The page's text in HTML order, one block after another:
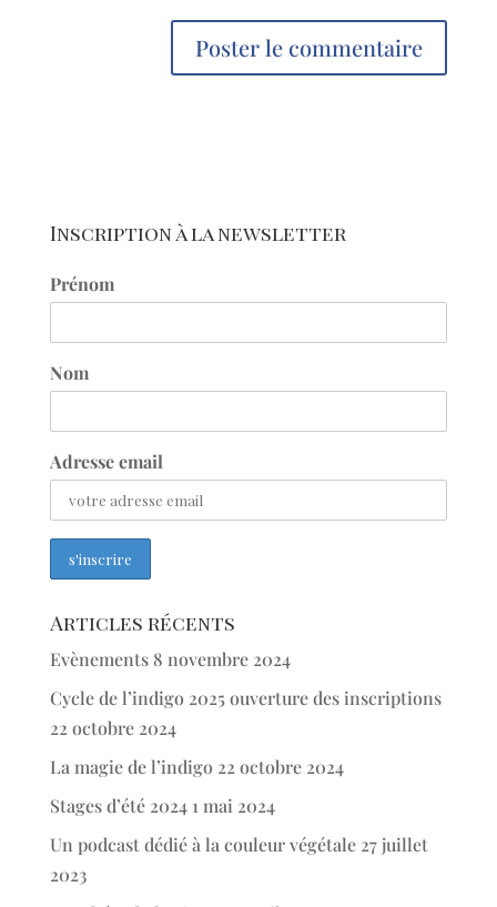
Inscription à la newsletter
Prénom
Nom
Adresse email
Articles récents
Evènements 8 novembre 2024
Cycle de l’indigo 2025 ouverture des inscriptions
22 octobre 2024
La magie de l’indigo 22 octobre 2024
Stages d’été 2024 1 mai 2024
Un podcast dédié à la couleur végétale 27 juillet
2023